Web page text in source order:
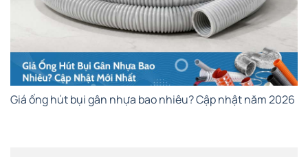
Giá ống hút bụi gân nhựa bao nhiêu? Cập nhật năm 2026